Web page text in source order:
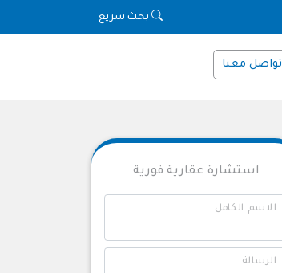
بحث سريع
تواصل معنا
استشارة عقارية فورية
الاسم الكامل
الرسالة